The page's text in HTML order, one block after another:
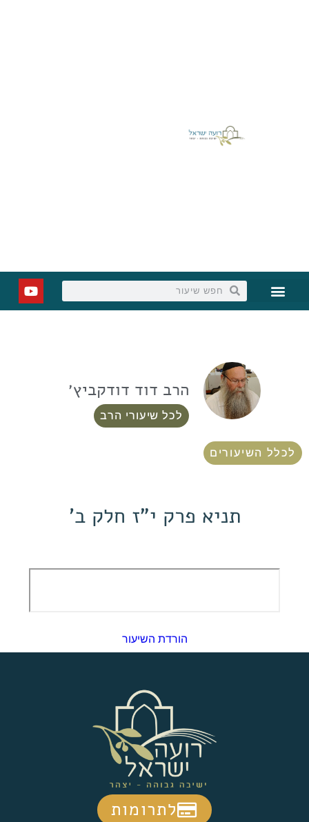
הרב דוד דודקביץ׳
לכל שיעורי הרב
לכלל השיעורים
תניא פרק י"ז חלק ב'
הורדת השיעור
לתרומות